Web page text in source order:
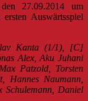
27.09.2014 um
Auswärtsspiel
Kanta (1/1), [C]
Alex, Aku Juhani
Patzold, Torsten
Hannes Naumann,
Schulemann, Daniel